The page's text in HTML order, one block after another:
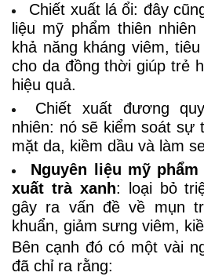
Chiết xuất lá ổi: đây
liệu mỹ phẩm thiên
khả năng kháng viêm,
cho da đồng thời giúp trẻ
hiệu quả.
Chiết xuất đương
nhiên: nó sẽ kiểm soát sự
mặt da, kiềm dầu và làm
Nguyên liệu mỹ
xuất trà xanh: loại bỏ
gây ra vấn đề về mụn
khuẩn, giảm sưng viêm,
Bên cạnh đó có một vài
đã chỉ ra rằng: